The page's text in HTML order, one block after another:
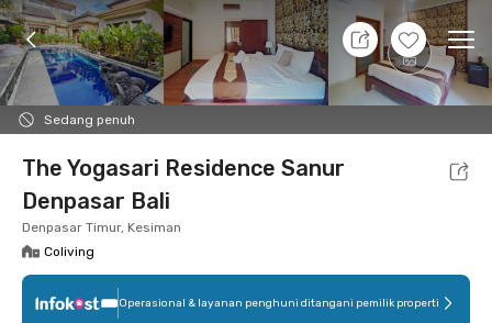
+9
Sedang penuh
9 Agt 26 - Belum tahu
Foto Fasilitas bersama Lokasi Kamar
The Yogasari Residence Sanur
Denpasar Bali
Denpasar Timur, Kesiman
Coliving
Operasional & layanan penghuni ditangani pemilik properti